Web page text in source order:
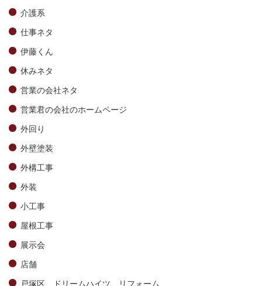
介護系
仕事ネタ
伊藤くん
休みネタ
営業の会社ネタ
営業君の会社のホームページ
外回り
外壁塗装
外構工事
外装
小工事
屋根工事
展示会
店舗
戸塚区 ドリームハイツ リフォーム